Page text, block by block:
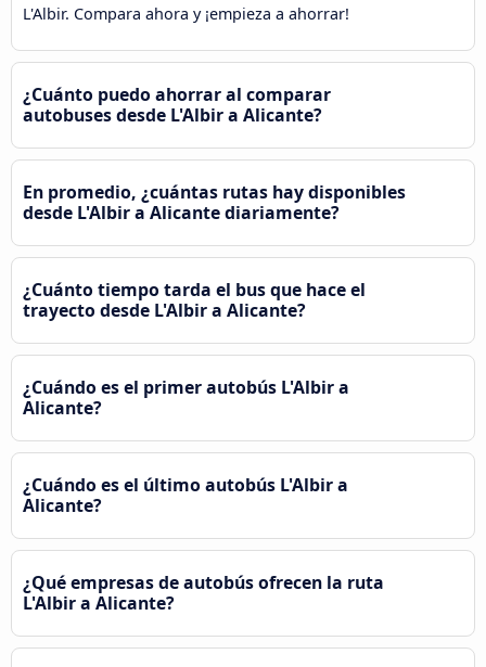
L'Albir. Compara ahora y ¡empieza a ahorrar!
¿Cuánto puedo ahorrar al comparar
autobuses desde L'Albir a Alicante?
En promedio, ¿cuántas rutas hay disponibles
desde L'Albir a Alicante diariamente?
¿Cuánto tiempo tarda el bus que hace el
trayecto desde L'Albir a Alicante?
¿Cuándo es el primer autobús L'Albir a
Alicante?
¿Cuándo es el último autobús L'Albir a
Alicante?
¿Qué empresas de autobús ofrecen la ruta
L'Albir a Alicante?